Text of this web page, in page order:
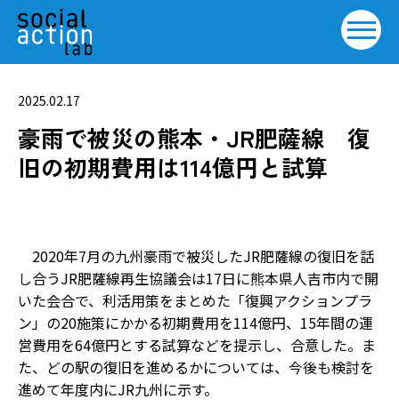
2025.02.17
豪雨で被災の熊本・JR肥薩線 復
旧の初期費用は114億円と試算
2020年7月の九州豪雨で被災したJR肥薩線の復旧を話
し合うJR肥薩線再生協議会は17日に熊本県人吉市内で開
いた会合で、利活用策をまとめた「復興アクションプラ
ン」の20施策にかかる初期費用を114億円、15年間の運
営費用を64億円とする試算などを提示し、合意した。ま
た、どの駅の復旧を進めるかについては、今後も検討を
進めて年度内にJR九州に示す。